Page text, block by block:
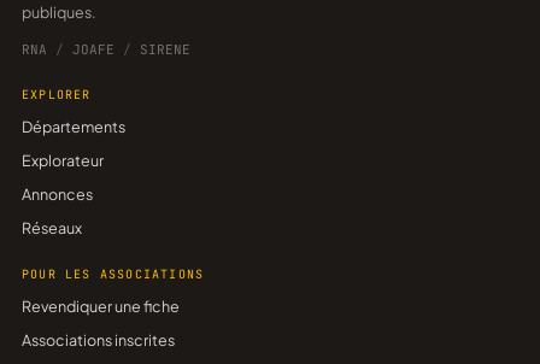
publiques.
RNA / JOAFE / SIRENE
EXPLORER
Départements
Explorateur
Annonces
Réseaux
POUR LES ASSOCIATIONS
Revendiquer une fiche
Associations inscrites